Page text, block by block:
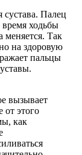
Палец
время ходьбы
меняется. Так
на здоровую
пальцы
вызывает
этого
как